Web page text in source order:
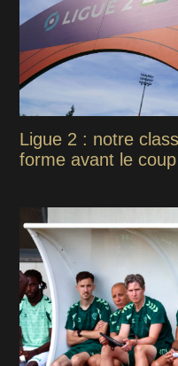
Ligue 2 : notre
forme avant le